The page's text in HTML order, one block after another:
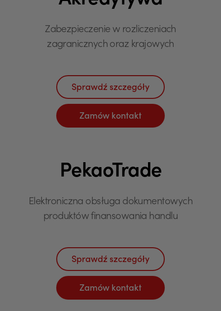
Zabezpieczenie w rozliczeniach
zagranicznych oraz krajowych
Sprawdź szczegóły
Zamów kontakt
PekaoTrade
Elektroniczna obsługa dokumentowych
produktów finansowania handlu
Sprawdź szczegóły
Zamów kontakt